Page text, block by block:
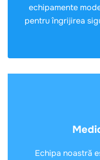
echipamente
pentru îngrijirea
Echipa noastră